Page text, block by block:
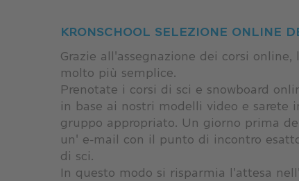
KRONSCHOOL SELEZIONE ONLINE
Grazie all'assegnazione dei corsi
molto più semplice.
Prenotate i corsi di sci e snowboard
in base ai nostri modelli video e sarete
gruppo appropriato. Un giorno prima
un' e-mail con il punto di incontro
di sci.
In questo modo si risparmia l'attesa